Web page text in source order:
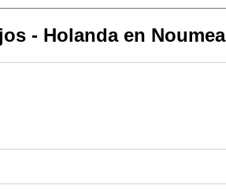
- Holanda en Noumea